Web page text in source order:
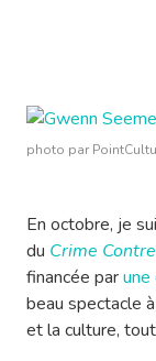
photo par
En octobre, je
du Crime
financée parune
beau spectacle
et la culture,